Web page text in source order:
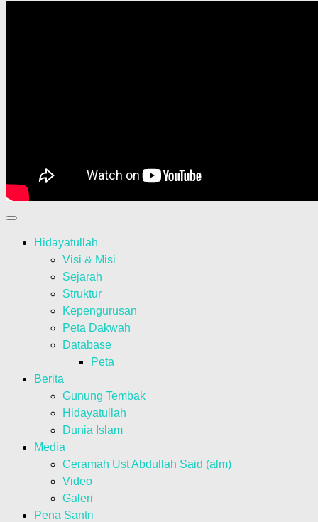
Hidayatullah
Visi & Misi
Sejarah
Struktur
Kepengurusan
Peta Dakwah
Database
Peta
Berita
Gunung Tembak
Hidayatullah
Dunia Islam
Media
Ceramah Ust Abdullah Said (alm)
Video
Galeri
Pena Santri